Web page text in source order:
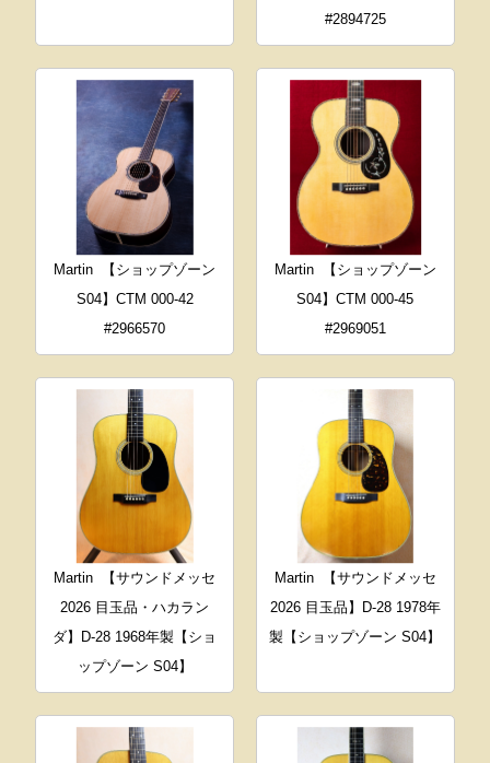
#2894725
Martin
【ショップゾーン
S04】CTM 000-42
#2966570
Martin
【ショップゾーン
S04】CTM 000-45
#2969051
Martin
【サウンドメッセ
2026 目玉品・ハカラン
ダ】D-28 1968年製【ショ
ップゾーン S04】
Martin
【サウンドメッセ
2026 目玉品】D-28 1978年
製【ショップゾーン S04】